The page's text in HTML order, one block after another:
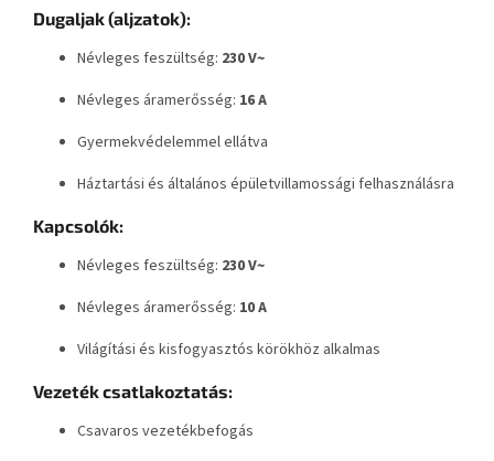
Dugaljak (aljzatok):
Névleges feszültség: 230 V~
Névleges áramerősség: 16 A
Gyermekvédelemmel ellátva
Háztartási és általános épületvillamossági felhasználásra
Kapcsolók:
Névleges feszültség: 230 V~
Névleges áramerősség: 10 A
Világítási és kisfogyasztós körökhöz alkalmas
Vezeték csatlakoztatás:
Csavaros vezetékbefogás